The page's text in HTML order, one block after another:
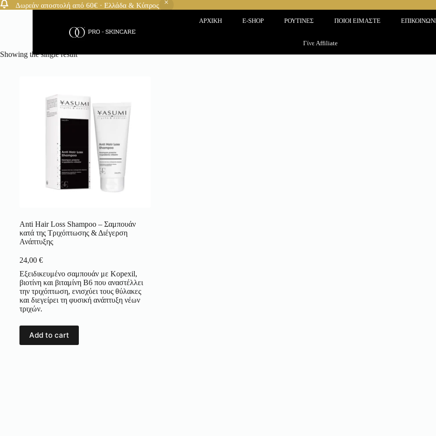
Δωρεάν αποστολή από 60€ · Ελλάδα & Κύπρος
ΑΡΧΙΚΗ E-SHOP ΡΟΥΤΙΝΕΣ ΠΟΙΟΙ ΕΙΜΑΣΤΕ
Γίνε Affiliate
Showing the single result
Anti Hair Loss Shampoo – Σαμπουάν
κατά της Τριχόπτωσης & Διέγερση
Ανάπτυξης
24,00 €
Εξειδικευμένο σαμπουάν με Kopexil,
βιοτίνη και βιταμίνη B6 που αναστέλλει
την τριχόπτωση, ενισχύει τους θύλακες
και διεγείρει τη φυσική ανάπτυξη νέων
τριχών.
Add to cart